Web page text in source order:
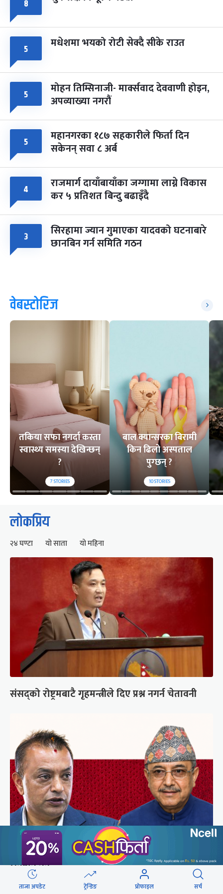
८
५ मधेशमा भयको रोटी सेक्दै सीके राउत
५ मोहन तिम्सिनाजी- मार्क्सवाद देववाणी होइन,
अपव्याख्या नगरौं
५ महानगरका १८७ सहकारीले फिर्ता दिन
सकेनन् सवा ८ अर्ब
४ राजमार्ग दायाँबायाँका जग्गामा लाग्ने विकास
कर ५ प्रतिशत बिन्दु बढाइँदै
३ सिरहामा ज्यान गुमाएका यादवको घटनाबारे
छानबिन गर्न समिति गठन
वेबस्टोरिज
तकिया सफा नगर्दा कस्ता
स्वास्थ्य समस्या देखिन्छन्
?
7STORIES
बाल क्यान्सरका बिरामी
किन ढिलो अस्पताल
पुग्छन् ?
10STORIES
लोकप्रिय
२४ घण्टा यो साता यो महिना
संसद्को रोष्ट्रमबाटै गृहमन्त्रीले दिए प्रश्न नगर्न चेतावनी
कांग्रेसको आधिकारिकता विवादमा सर्वोच्चले सुरुदेखि
सुनुवाइ गर्ने
ताजा अपडेट ट्रेन्डिङ प्रोफाइल सर्च